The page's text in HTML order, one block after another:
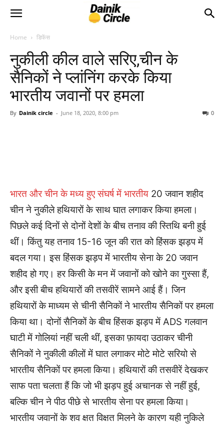
Home डिफेंस
नुकीली कील वाले सरिए,चीन के
सैनिकों ने प्लांनिंग करके किया
भारतीय जवानों पर हमला
By Dainik circle - June 18, 2020, 8:00 pm 0
भारत और चीन के मध्य हुए संघर्ष में भारतीय 20 जवान शहीद
चीन ने नुकीले हथियारों के साथ घात लगाकर किया हमला।
पिछले कई दिनों से दोनों देशों के बीच तनाव की स्तिथि बनी हुई
थीं। किंतु यह तनाव 15-16 जून की रात को हिंसक झड़प में
बदल गया। इस हिंसक झड़प में भारतीय सेना के 20 जवान
शहीद हो गए। हर किसी के मन में जवानों को खोने का गुस्सा हैं,
और इसी बीच हथियारों की तसवीरें सामने आई हैं। जिन
हथियारों के माध्यम से चीनी सैनिकों ने भारतीय सैनिकों पर हमला
किया था। दोनों सैनिकों के बीच हिंसक झड़प में ADS गलवान
घाटी में गोलियां नहीं चली थीं, इसका फ़ायदा उठाकर चीनी
सैनिकों ने नुकीली कीलों में घात लगाकर मोटे मोटे सरियो से
भारतीय सैनिकों पर हमला किया। हथियारों की तसवीरें देखकर
साफ पता चलता हैं कि जो भी झड़प हुई अचानक से नहीं हुई,
बल्कि चीन ने पीठ पीछे से भारतीय सेना पर हमला किया।
भारतीय जवानों के शव क्षत विक्षत मिलने के कारण यही नुकिले